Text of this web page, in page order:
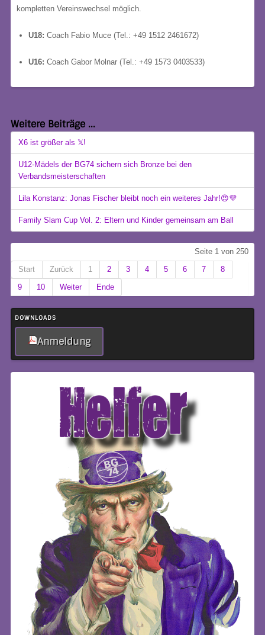
DOWNLOADS
Anmeldung
kompletten Vereinswechsel möglich.
U18: Coach Fabio Muce (Tel.: +49 1512 2461672)
U16: Coach Gabor Molnar (Tel.: +49 1573 0403533)
Weitere Beiträge ...
X6 ist größer als 𝕏!
U12-Mädels der BG74 sichern sich Bronze bei den
Verbandsmeisterschaften
Lila Konstanz: Jonas Fischer bleibt noch ein weiteres Jahr!😍💜
Family Slam Cup Vol. 2: Eltern und Kinder gemeinsam am Ball
Seite 1 von 250
Start
Zurück 1 2 3 4 5 6 7
8
9
10 Weiter Ende